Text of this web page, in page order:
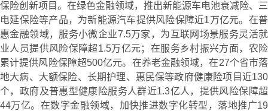
保险创新项目。在绿色金融领域，推出新能源车电池衰减险、三
电延保险等产品，为新能源汽车提供风险保障近1万亿元。在普
惠金融领域，服务小微企业7.5万家，为互联网场景服务灵活就
业人员提供风险保障超1.5万亿元；在服务乡村振兴方面，农险
累计提供风险保障超500亿元。在养老金融领域，在27个省市落
地大病、大额保险、长期护理、惠民保等政府健康险项目近130
个，政府及普惠型健康险服务人群近1.3亿人，提供风险保障超
44万亿。在数字金融领域，加快推进数字化转型，落地推广19